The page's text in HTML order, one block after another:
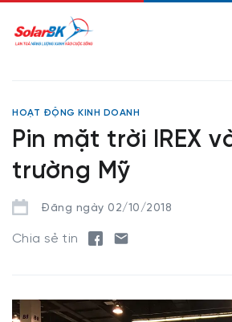
HOẠT ĐỘNG KINH DOANH
Pin mặt trời IREX
trường Mỹ
Đăng ngày 02/10/2018
Chia sẻ tin